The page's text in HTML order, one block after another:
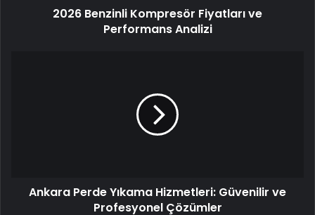
2026 Benzinli Kompresör Fiyatları ve
Performans Analizi
Ankara Perde Yıkama Hizmetleri: Güvenilir ve
Profesyonel Çözümler